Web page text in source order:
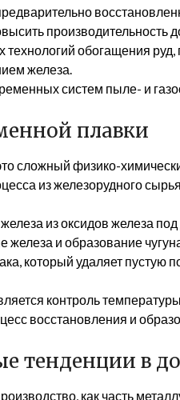
производительность
технологий обогащения
железа.
систем пыле- и
плавки
сложный физико-
из железорудного
из оксидов железа под
железа и образование
который удаляет пустую
контроль
восстановления и
тенденции в
как часть